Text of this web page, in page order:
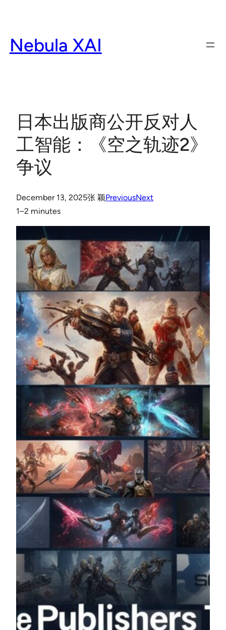
content
Nebula XAI
日本出版商公开反对人
工智能：《空之轨迹2》
争议
December 13, 2025张 颖PreviousNext
1–2 minutes